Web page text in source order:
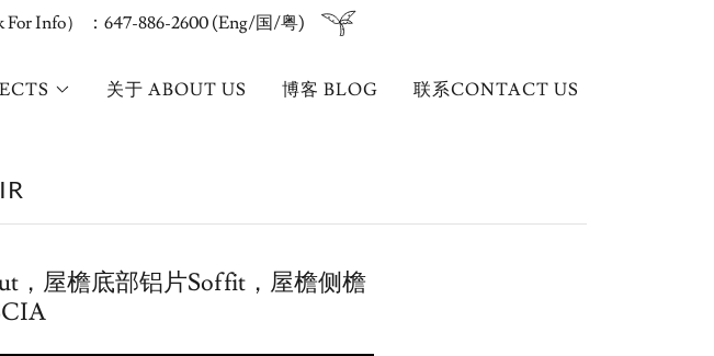
Info） ：647-886-2600 (Eng/国/粤)
关于 ABOUT US 博客 BLOG 联系CONTACT US
，屋檐底部铝片Soffit，屋檐侧檐